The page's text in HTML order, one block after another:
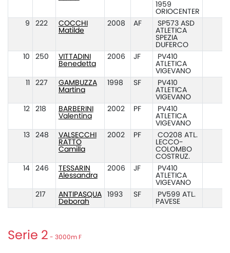
1959
ORIOCENTER
9 222
COCCHI
Matilde
2008 AF
SP573 ASD
ATLETICA
SPEZIA
DUFERCO
10 250
VITTADINI
Benedetta
2006 JF
PV410
ATLETICA
VIGEVANO
227
GAMBUZZA
Martina
1998 SF
PV410
ATLETICA
VIGEVANO
12 218
BARBERINI
Valentina
2002 PF
PV410
ATLETICA
VIGEVANO
13 248
VALSECCHI
RATTO
Camilla
2002 PF
CO208 ATL.
LECCO-
COLOMBO
COSTRUZ.
14 246
TESSARIN
Alessandra
2006 JF
PV410
ATLETICA
VIGEVANO
217
ANTIPASQUA
Deborah
1993 SF
PV599 ATL.
PAVESE
Serie 2 - 3000m F